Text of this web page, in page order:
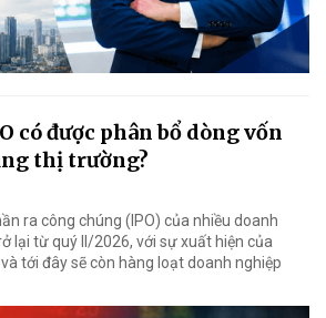
có được phân bổ dòng vốn
thị trường?
ra công chúng (IPO) của nhiều doanh
lại từ quý II/2026, với sự xuất hiện của
và tới đây sẽ còn hàng loạt doanh nghiệp